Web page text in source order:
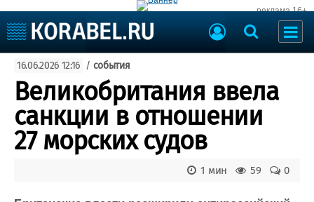
реклама 16+
Судоходство
Судоремонт
События
Порты
Рыболовство
ВМФ
Образование
16.06.2026 12:16 / события
Великобритания ввела
санкции в отношении
27 морских судов
0
59
1 мин